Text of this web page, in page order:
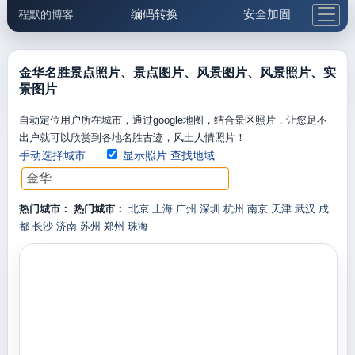
程默的博客 编码转换 安全加固
邮件工具 生活便民 更多工具
金华名胜景点照片、景点图片、风景图片、风景照片、实
景图片
自动定位用户所在城市，通过google地图，结合景区照片，让您足不
出户就可以欣赏到各地名胜古迹，风土人情照片！
手动选择城市 显示照片 查找地域
热门城市： 热门城市： 北京 上海 广州 深圳 杭州 南京 天津 武汉 成
都 长沙 济南 苏州 郑州 珠海